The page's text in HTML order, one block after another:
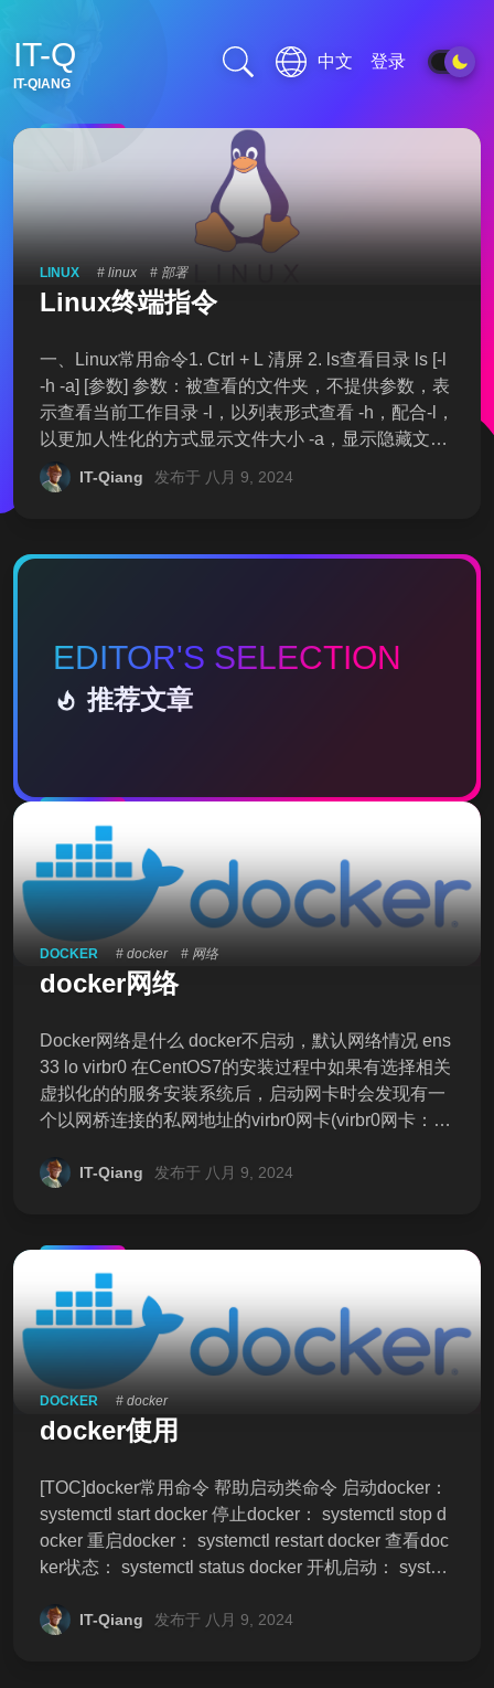
IT-Q
IT-QIANG
中文 登录
LINUX # linux # 部署
Linux终端指令
一、Linux常用命令1. Ctrl + L 清屏 2. ls查看目录 ls [-l
-h -a] [参数] 参数：被查看的文件夹，不提供参数，表
示查看当前工作目录 -l，以列表形式查看 -h，配合-l，
以更加人性化的方式显示文件大小 -a，显示隐藏文件
隐藏文件、文件夹： 在Linux中以.开头的，均是隐藏
的。 默认不显示出来，需要-a选项才可查看到。 3. p
绝对路径从根开始描述路径 5. linux通配符 * 匹配任意
IT-Qiang 发布于 八月 9, 2024
EDITOR'S SELECTION
推荐文章
DOCKER # docker # 网络
docker网络
Docker网络是什么 docker不启动，默认网络情况 ens
33 lo virbr0 在CentOS7的安装过程中如果有选择相关
虚拟化的的服务安装系统后，启动网卡时会发现有一
个以网桥连接的私网地址的virbr0网卡(virbr0网卡：它
拟机网桥的使用的，其作用是为连接其上的虚机网卡
一个东西，如果不需要可以直接将libvirtd服务卸载，
yum remove libvirt-libs.x86_64 docker启动后，网络
情况 会产生一个名为docker0的虚拟网桥 ![graphic](htt
p://itqiang.oss-cn-shenzhen.al
IT-Qiang 发布于 八月 9, 2024
DOCKER # docker
docker使用
[TOC]docker常用命令 帮助启动类命令 启动docker：
systemctl start docker 停止docker： systemctl stop d
ocker 重启docker： systemctl restart docker 查看doc
ker状态： systemctl status docker 开机启动： system
查看docker总体帮助文档： docker --help 查看docker
IT-Qiang 发布于 八月 9, 2024